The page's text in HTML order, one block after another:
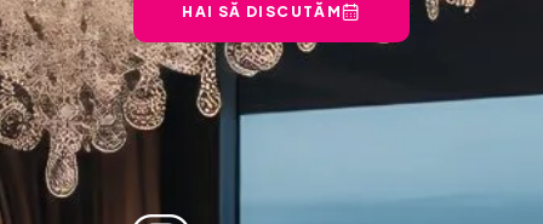
HAI SĂ DISCUTĂM